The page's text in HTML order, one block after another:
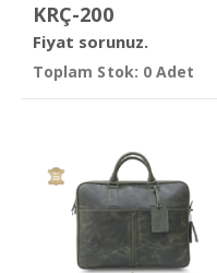
KRÇ-200
Fiyat sorunuz.
Toplam Stok: 0 Adet